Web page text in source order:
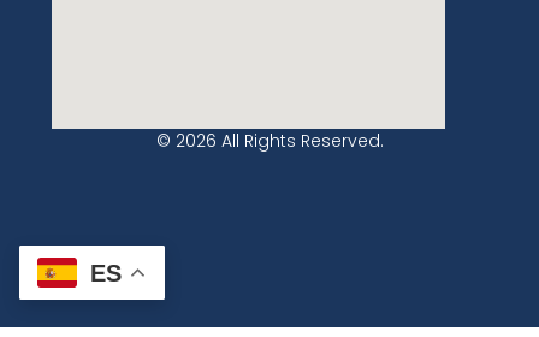
ES
© 2026 All Rights Reserved.